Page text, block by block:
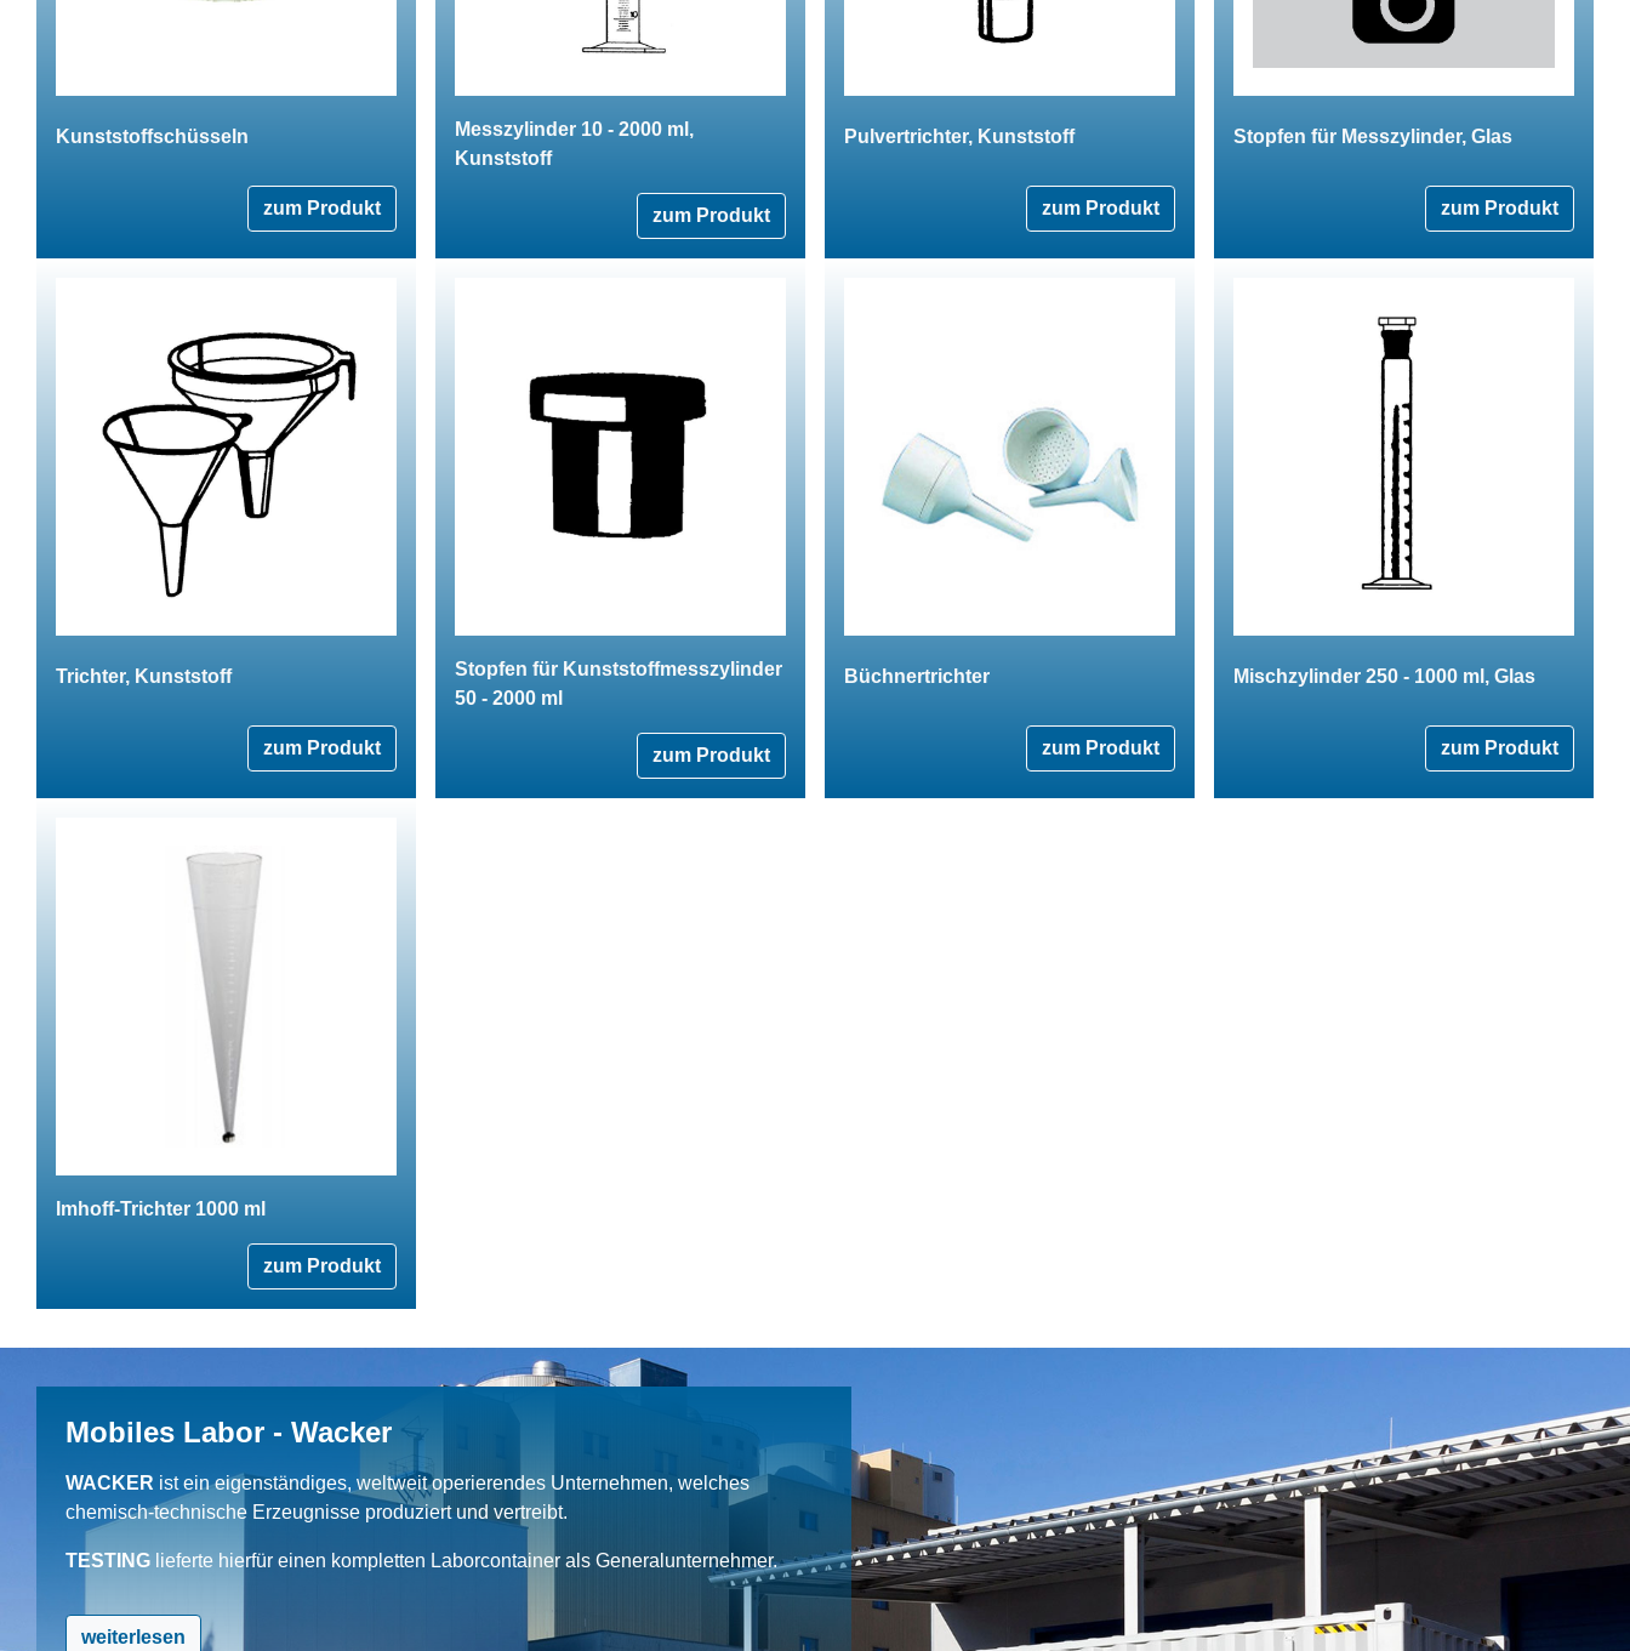
Kunststoffschüsseln
zum Produkt
Messzylinder 10 - 2000 ml,
Kunststoff
zum Produkt
Pulvertrichter, Kunststoff
zum Produkt
Stopfen für Messzylinder, Glas
zum Produkt
Trichter, Kunststoff
zum Produkt
Stopfen für Kunststoffmesszylinder
50 - 2000 ml
zum Produkt
Büchnertrichter
zum Produkt
Mischzylinder 250 - 1000 ml, Glas
zum Produkt
Imhoff-Trichter 1000 ml
zum Produkt
Mobiles Labor - Wacker
WACKER ist ein eigenständiges, weltweit operierendes Unternehmen, welches
chemisch-technische Erzeugnisse produziert und vertreibt.
TESTING lieferte hierfür einen kompletten Laborcontainer als Generalunternehmer.
weiterlesen